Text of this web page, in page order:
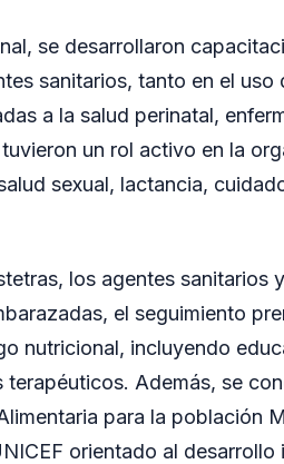
se desarrollaron
sanitarios, tanto en el uso
a la salud perinatal,
un rol activo en la
sexual, lactancia,
los agentes sanitarios
el seguimiento
nutricional, incluyendo
Además, se
para la población
orientado al desarrollo